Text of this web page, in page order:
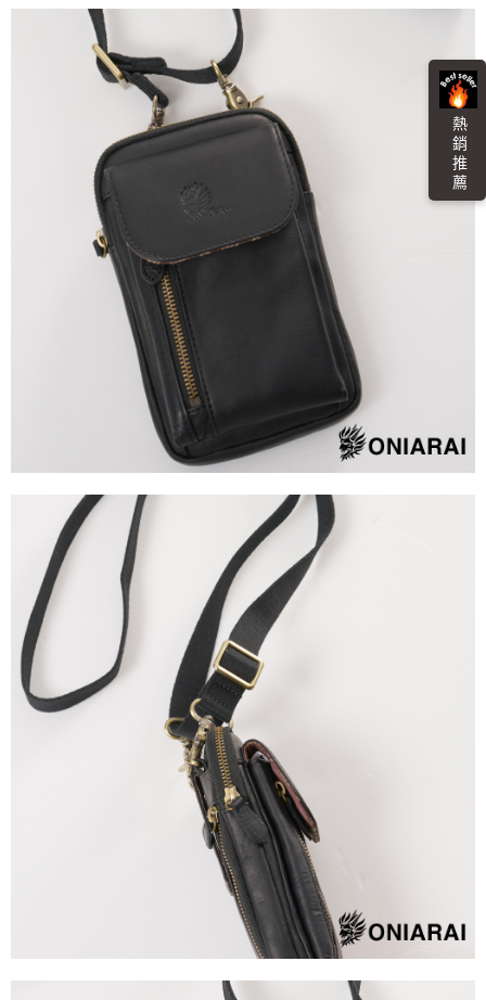
熱 銷 推 薦
4.訂單成立30分鐘內，如未前往確認交易或遇審核未通過，訂單將自動取
消。如遇「轉專審核」未通過狀況，表示未達大哥付你分期系統評分，恕無
法說明評估內容。
【繳款方式說明】
1.分期款項不併入電信帳單，「大哥付你分期」於每月結算日後寄送繳費提
2.透過簡訊連結打開帳單後，可選擇「超商條碼／台灣大直營門市／銀行轉
帳／街口支付／iPASS MONEY」等通路繳費。
【注意事項】
1.本服務係由「台灣大哥大股份有限公司」（以下簡稱本公司）所提供，讓
用戶於交易時，得透過本服務購買商品或服務，並由商店將買賣／分期付款
買賣價金債權讓與本公司後，依約使用本公司帳單繳交帳款。
2.基於同意付款使用「大哥付你分期」之契約關係目的，商店將以您的個人
資料（包含姓名、電話或地址）提供予台灣大哥大進項蒐集、處理及利用，
由本公司與您本人進行分期帳單所需資料之確認、核對及更正。
3.完整用戶服務條款，請詳閱以下連結：
https://oppay.tw/userRule
１．簡單：不需註冊會員、不需綁卡、不需儲值。
２．便利：只要手機號碼，簡訊認證，即可結帳。
３．安心：先確認商品／服務後，再付款。
【「AFTEE先享後付」結帳流程】
１．於結帳方式選擇「AFTEE先享後付」後，將跳轉至「AFTEE先享後付」
結帳頁面，進行簡訊認證並確認金額後，即可完成結帳。
２．訂單成立數日內，您將收到繳費通知簡訊。
３．收到繳費通知簡訊後14天內，點擊此簡訊中的連結，可透過四大超商／
ATM／網路銀行／等多元方式進行付款，方視為交易完成。
※ 請注意：結帳手續完成當下不需立刻繳費，但若您需要取消訂單，請聯絡
購買商品的店家。未經商家同意取消之訂單仍視為有效，需透過AFTEE先享
後付繳納相關費用。
※ 交易是否成功請以「AFTEE先享後付 」之結帳頁面顯示為準，若有關於
是否繳費成功／繳費後需取消欲退款等相關疑問，請聯繫「AFTEE先享後付
https://netprotections.freshdesk.com/support/home
１．透過由恩沛科技股份有限公司提供之「AFTEE先享後付」服務完成之交
易，需依本服務之必要範圍內提供個人資料，並將交易相關給付款項請求債
權轉讓予恩沛科技股份有限公司。
２．關於個人資料處理事宜，請瀏覽以下網址：
https://aftee.tw/terms/#terms3
３．未成年的使用者請事先徵得法定代理人或監護人之同意方可使用
４．使用「AFTEE先享後付」時，將依據個別帳號之用戶狀況，依本公司即
時審查核予不同之上限額度；若仍有額度不足之情形，本公司將視審查結果
請求用戶進行身份認證。
５．嚴禁一人註冊多個帳號或使用他人資訊註冊。若發現惡意使用之情形，
恩沛科技股份有限公司將有權停止該用戶之使用額度並採取法律行動。
全家取貨付款
每筆NT$80，滿NT$888(含以上)免運費
每筆NT$80，滿NT$888(含以上)免運費
萊爾富取貨付款
每筆NT$60，滿NT$3,000(含以上)免運費
付款後萊爾富取貨
每筆NT$60，滿NT$3,000(含以上)免運費
每筆NT$80，滿NT$3,000(含以上)免運費
每筆NT$80，滿NT$3,000(含以上)免運費
每筆NT$100，滿NT$3,000(含以上)免運費
海外配送